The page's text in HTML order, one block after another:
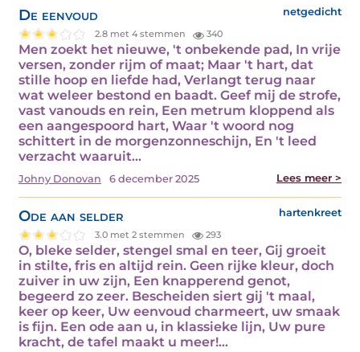
De eenvoud netgedicht
2.8 met 4 stemmen 340
Men zoekt het nieuwe, 't onbekende pad, In vrije
versen, zonder rijm of maat; Maar 't hart, dat
stille hoop en liefde had, Verlangt terug naar
wat weleer bestond en baadt. Geef mij de strofe,
vast vanouds en rein, Een metrum kloppend als
een aangespoord hart, Waar 't woord nog
schittert in de morgenzonneschijn, En 't leed
verzacht waaruit…
Johny Donovan 6 december 2025 Lees meer >
Ode aan selder hartenkreet
3.0 met 2 stemmen 293
O, bleke selder, stengel smal en teer, Gij groeit
in stilte, fris en altijd rein. Geen rijke kleur, doch
zuiver in uw zijn, Een knapperend genot,
begeerd zo zeer. Bescheiden siert gij 't maal,
keer op keer, Uw eenvoud charmeert, uw smaak
is fijn. Een ode aan u, in klassieke lijn, Uw pure
kracht, de tafel maakt u meer!…